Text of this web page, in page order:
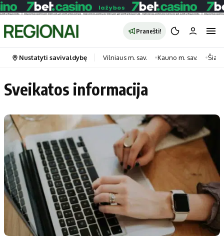
Pranešti!
Portalas
Pradinis puslapis
Savivaldybės
Naujausi
Regionai
Lietuva
Pasaulis
Politika
Patarimai
Kategorijos
Transportas
Gyvenimas
Horoskopai
Laisvalaikis
Maistas
Sveikata
Technologijos
Indėlių palūkanos
Nustatyti savivaldybę Vilniaus m. sav. Kauno m. sav.
Sveikatos informacija